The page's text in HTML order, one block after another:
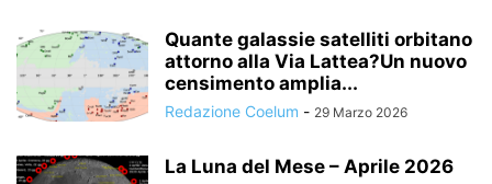
Quante galassie satelliti orbitano
attorno alla Via Lattea?Un nuovo
censimento amplia...
Redazione Coelum - 29 Marzo 2026
La Luna del Mese – Aprile 2026